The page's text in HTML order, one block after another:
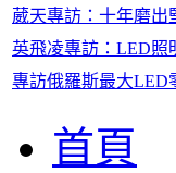
葳天專訪：十年磨出
英飛凌專訪：LED照
專訪俄羅斯最大LED
首頁